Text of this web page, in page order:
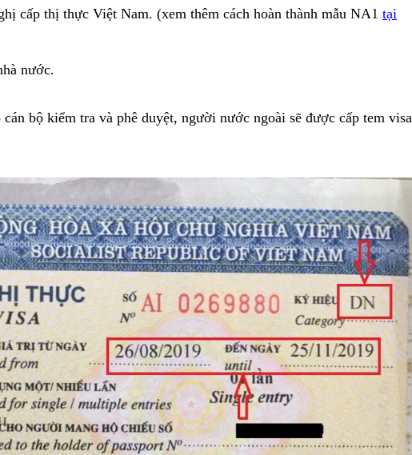
cấp thị thực Việt Nam. (xem thêm cách hoàn thành mẫu NA1 tại
nước.
bộ kiểm tra và phê duyệt, người nước ngoài sẽ được cấp tem visa